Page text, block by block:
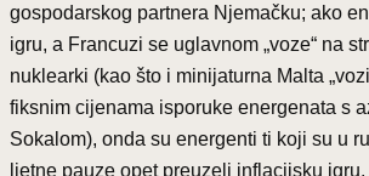
gospodarskog partnera Njemačku; ako
igru, a Francuzi se uglavnom „voze“ na
nuklearki (kao što i minijaturna Malta
fiksnim cijenama isporuke energenata s
Sokalom), onda su energenti ti koji su u
ljetne pauze opet preuzeli inflacijsku